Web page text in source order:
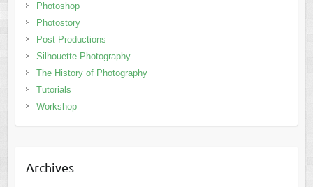
Photoshop
Photostory
Post Productions
Silhouette Photography
The History of Photography
Tutorials
Workshop
Archives